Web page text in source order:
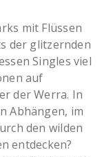
mit Flüssen
der glitzernden
Singles viel
auf
der Werra. In
Abhängen, im
den wilden
entdecken?